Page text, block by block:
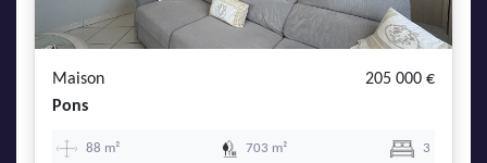
Maison
205 000 €
Pons
88 m² 703 m² 3
×